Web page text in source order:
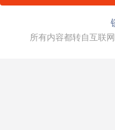
所有内容都转自互联